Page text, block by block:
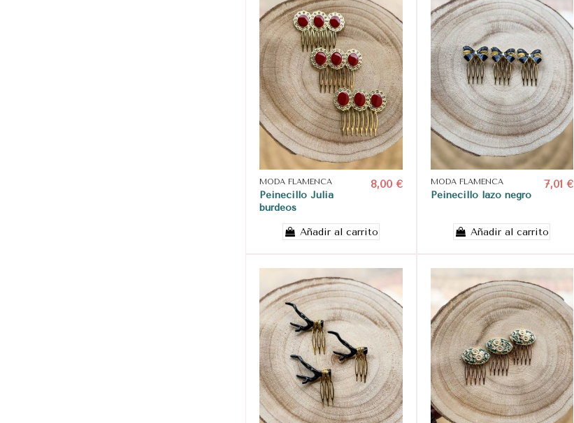
MODA FLAMENCA
Peinecillo Julia
burdeos
8,00 €
Añadir al carrito
MODA FLAMENCA
Peinecillo lazo negro
7,01 €
Añadir al carrito